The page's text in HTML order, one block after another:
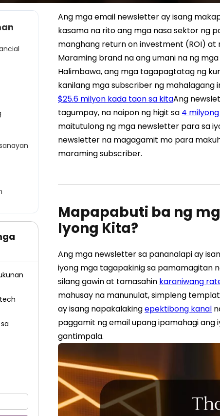
Ang mga email newsletter ay isang
kasama na rito ang mga nasa sektor ng
manghang return on investment (ROI)
Maraming brand na ang umani na ng
Halimbawa, ang mga tagapagtatag ng
kanilang mga subscriber ng
$25.6 milyon kada taon sa kitaAng
tagumpay, na naipon ng higit sa 4
maitutulong ng mga newsletter para sa
newsletter na magagamit mo para
maraming subscriber.
Mapapabuti ba ng
Iyong Kita?
Ang mga newsletter sa pananalapi ay
iyong mga tagapakinig sa pamamagitan
silang gawin at tamasahin karaniwang
mahusay na manunulat, simpleng
ay isang napakalakingepektibong kanal
paggamit ng email upang ipamahagi
gantimpala.